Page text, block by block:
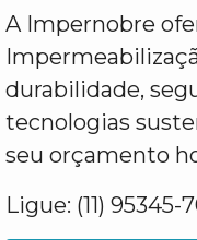
A Impernobre
durabilidade,
tecnologias
seu orçamento
Ligue: (11) 95345-